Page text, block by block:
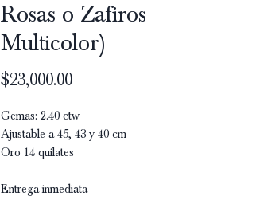
Rosas o Zafiros
Multicolor)
$23,000.00Precio
Gemas: 2.40 ctw
Ajustable a 45, 43 y 40 cm
Oro 14 quilates
Entrega inmediata